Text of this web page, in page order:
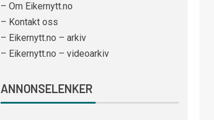
– Om Eikernytt.no
– Kontakt oss
– Eikernytt.no – arkiv
– Eikernytt.no – videoarkiv
ANNONSELENKER